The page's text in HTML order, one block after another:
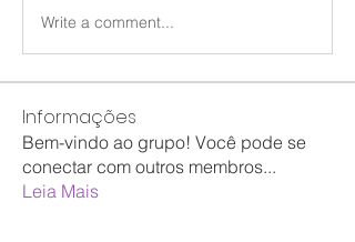
Write a comment...
Informações
Bem-vindo ao grupo! Você pode se
conectar com outros membros...
Leia Mais